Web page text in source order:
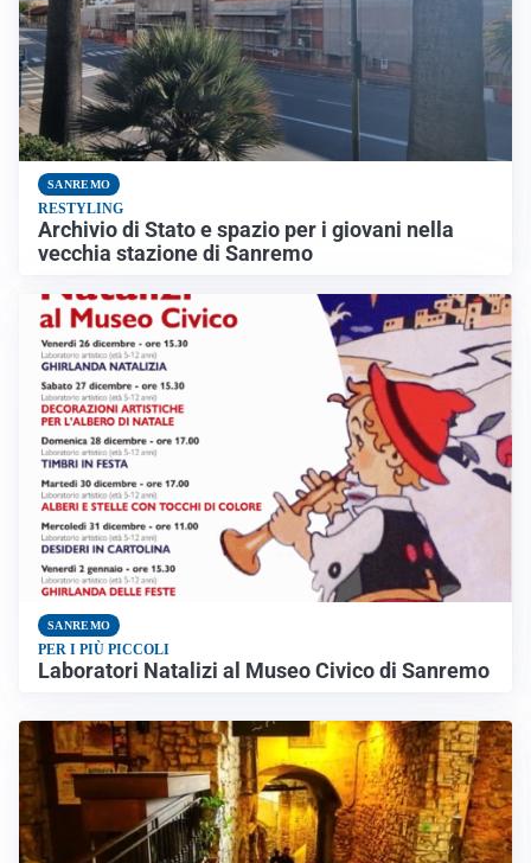
SANREMO
RESTYLING
Archivio di Stato e spazio per i giovani nella
vecchia stazione di Sanremo
SANREMO
PER I PIÙ PICCOLI
Laboratori Natalizi al Museo Civico di Sanremo